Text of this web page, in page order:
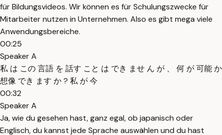
für Bildungsvideos. Wir können es für Schulungszwecke für
Mitarbeiter nutzen in Unternehmen. Also es gibt mega viele
Anwendungsbereiche.
00:25
Speaker A
私 は この 言語 を 話す こと は でき ませ ん が 、 何 が 可能 か
想像 でき ます か ? 私 が 今
00:32
Speaker A
Ja, wie du gesehen hast, ganz egal, ob japanisch oder
Englisch, du kannst jede Sprache auswählen und du hast